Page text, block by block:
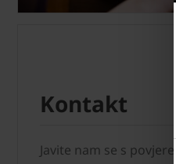
Kontakt
Javite nam se s